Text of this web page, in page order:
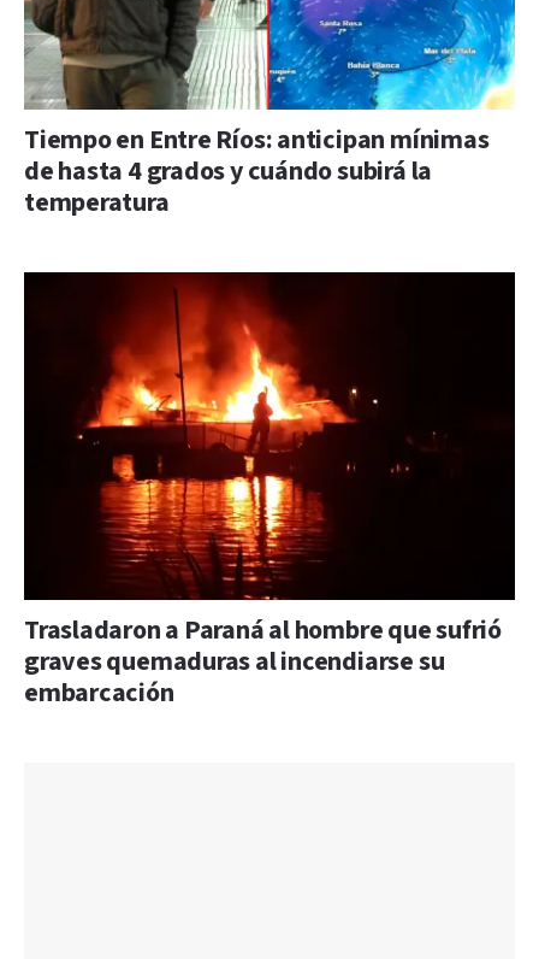
Tiempo en Entre Ríos: anticipan mínimas
de hasta 4 grados y cuándo subirá la
temperatura
Trasladaron a Paraná al hombre que sufrió
graves quemaduras al incendiarse su
embarcación